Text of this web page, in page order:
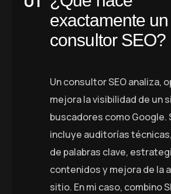
exactamente un
consultor SEO?
Un consultor SEO analiza,
mejora la visibilidad de un
buscadores como Google.
incluye auditorías
de palabras clave,
contenidos y mejora de la
sitio. En mi caso, combino